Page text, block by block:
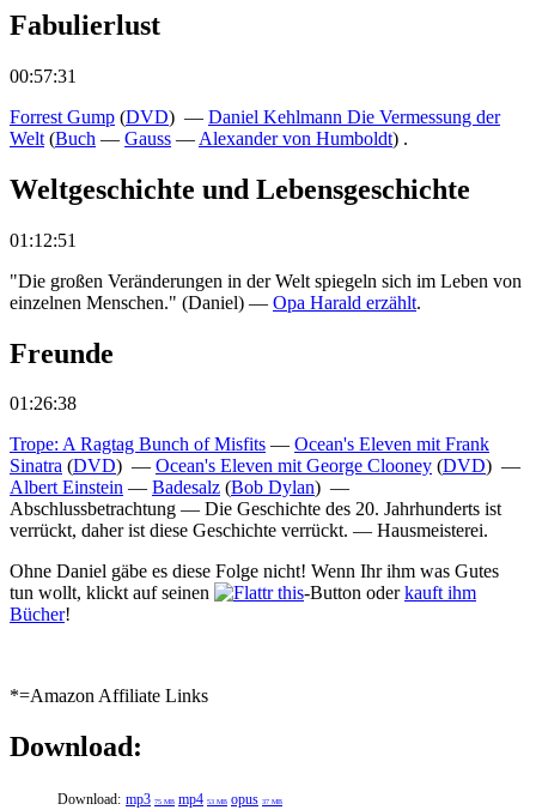
Fabulierlust
00:57:31
Forrest Gump (DVD) — Daniel Kehlmann Die Vermessung der
Welt (Buch — Gauss — Alexander von Humboldt) .
Weltgeschichte und Lebensgeschichte
01:12:51
"Die großen Veränderungen in der Welt spiegeln sich im Leben von
einzelnen Menschen." (Daniel) — Opa Harald erzählt.
Freunde
01:26:38
Trope: A Ragtag Bunch of Misfits — Ocean's Eleven mit Frank
Sinatra (DVD) — Ocean's Eleven mit George Clooney (DVD) —
Albert Einstein — Badesalz (Bob Dylan) —
Abschlussbetrachtung — Die Geschichte des 20. Jahrhunderts ist
verrückt, daher ist diese Geschichte verrückt. — Hausmeisterei.
Ohne Daniel gäbe es diese Folge nicht! Wenn Ihr ihm was Gutes
tun wollt, klickt auf seinen
-Button oderkauft ihm
Bücher!
*=Amazon Affiliate Links
Download:
Download: mp3 75 MB mp4 53 MB opus 37 MB